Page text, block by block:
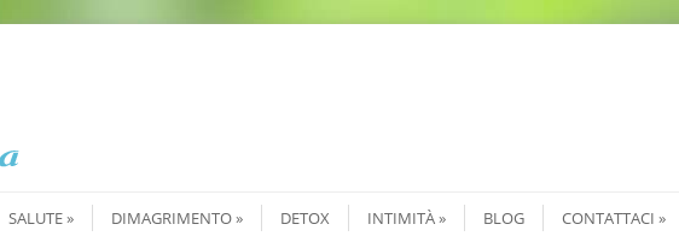
SALUTE DIMAGRIMENTO DETOX INTIMITÀ BLOG CONTATTACI